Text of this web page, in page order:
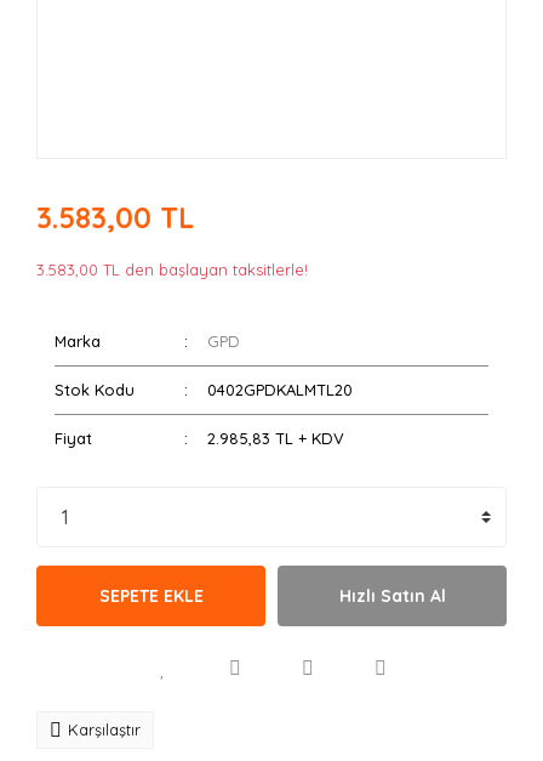
3.583,00 TL
3.583,00 TL den başlayan taksitlerle!
Marka GPD
Stok Kodu 0402GPDKALMTL20
Fiyat 2.985,83 TL + KDV
SEPETE EKLE Hızlı Satın Al
Karşılaştır